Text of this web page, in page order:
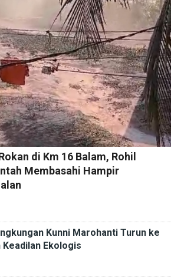
di Km 16 Balam, Rohil
Membasahi Hampir
Kunni Marohanti Turun ke
Keadilan Ekologis